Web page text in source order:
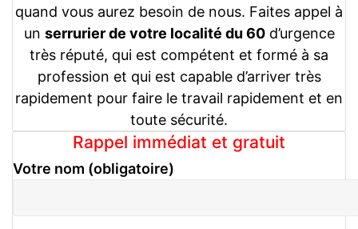
quand vous aurez besoin de nous. Faites appel à
un serrurier de votre localité du 60d’urgence
très réputé, qui est compétent et formé à sa
profession et qui est capable d’arriver très
rapidement pour faire le travail rapidement et en
toute sécurité.
Rappel immédiat et gratuit
Votre nom (obligatoire)